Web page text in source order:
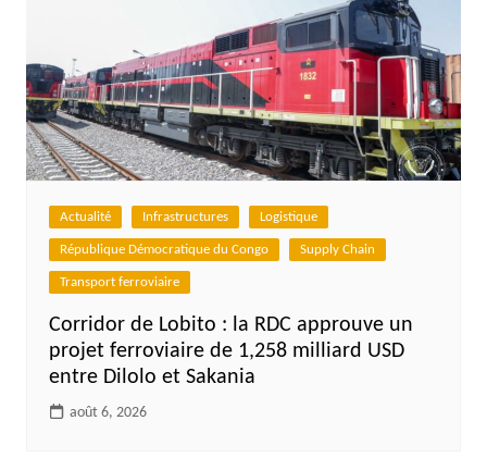
Actualité Infrastructures Logistique
République Démocratique du Congo Supply Chain
Transport ferroviaire
Corridor de Lobito : la RDC approuve un
projet ferroviaire de 1,258 milliard USD
entre Dilolo et Sakania
août 6, 2026